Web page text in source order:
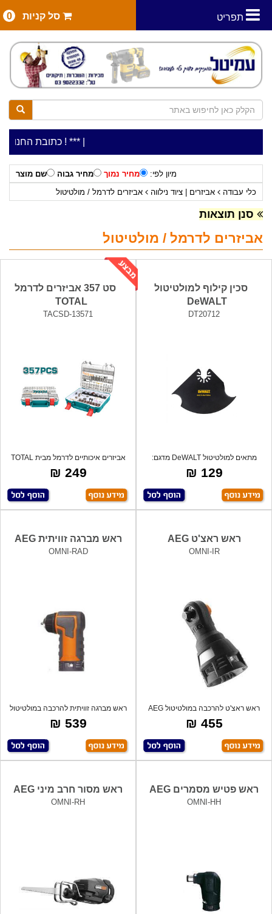
תפריט סל קניות 0
***כתובת החנות: רח' המלאכה 2, ביתן 8 ***כלי עבודה להשכרה בתעריף יומי משתלם ! ***
מיון לפי: מחיר נמוך מחיר גבוה
שם מוצר
כלי עבודה
אביזרים | ציוד נילווה אביזרים לדרמל / מולטיטול
סנן תוצאות
אביזרים לדרמל / מולטיטול
סכין קילוף למולטיטול
DeWALT
DT20712
מתאים למולטיטול DeWALT מדגם:
DCS355D2
129 ₪
סט 357 אביזרים לדרמל
TOTAL
TACSD-13571
אביזרים איכותיים לדרמל מבית TOTAL
במזווד
249 ₪
ראש ראצ'ט AEG
OMNI-IR
ראש ראצ'ט להרכבה במולטיטול AEG
455 ₪
ראש מברגה זוויתית AEG
OMNI-RAD
ראש מברגה זוויתית להרכבה במולטיטול
AEG
539 ₪
ראש פטיש מסמרים AEG
OMNI-HH
ראש מסור חרב מיני AEG
OMNI-RH